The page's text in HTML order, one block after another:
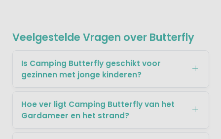
Veelgestelde Vragen over Butterfly
Is Camping Butterfly geschikt voor
gezinnen met jonge kinderen?
Hoe ver ligt Camping Butterfly van het
Gardameer en het strand?